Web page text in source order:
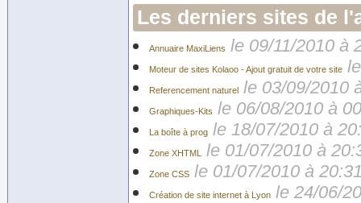
Les derniers sites de
Annuaire MaxiLiens le 09/11/2010 à
Moteur de sites Kolaoo - Ajout gratuit de votre site
Referencement naturel le 03/09/2010
Graphiques-Kits le 06/08/2010 à
La boîte à prog le 18/07/2010 à
Zone XHTML le 01/07/2010 à
Zone CSS le 01/07/2010 à
Création de site internet à Lyon le 24/06/